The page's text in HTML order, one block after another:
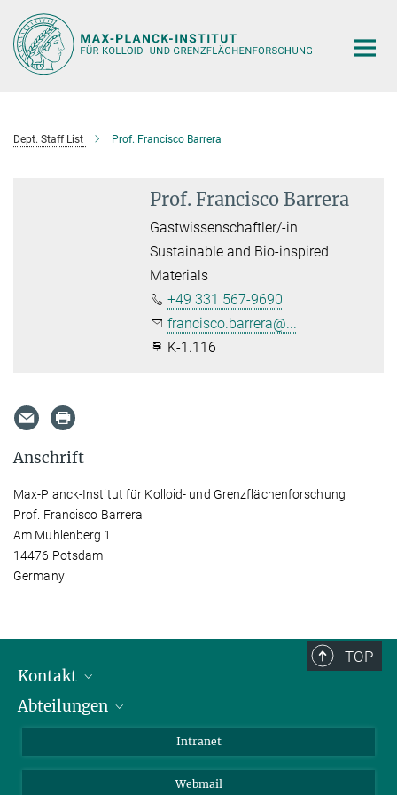
Hauptinhalt
Dept. Staff List Prof. Francisco Barrera
Prof. Francisco Barrera
Gastwissenschaftler/-in
Sustainable and Bio-inspired
Materials
+49 331 567-9690
francisco.barrera@...
K-1.116
Anschrift
Max-Planck-Institut für Kolloid- und Grenzflächenforschung
Prof. Francisco Barrera
Am Mühlenberg 1
14476 Potsdam
Germany
TOP
Kontakt
Mitarbeiterverzeichnis
Abteilungen
Intranet
Webmail